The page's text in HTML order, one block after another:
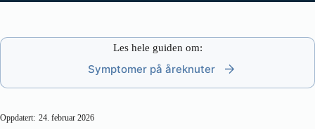
Les hele guiden om:
Symptomer på åreknuter
Oppdatert: 24. februar 2026